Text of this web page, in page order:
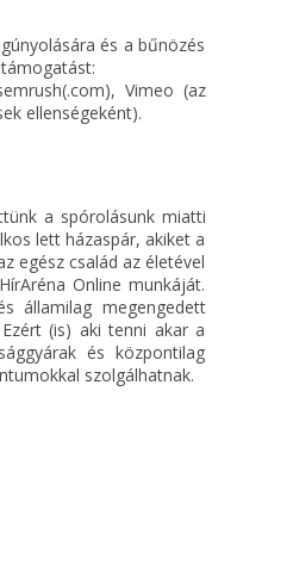
és a bűnözés
Vimeo (az
ellenségeként).
a spórolásunk miatti
lett házaspár, akiket a
egész család az életével
Online munkáját.
államilag megengedett
(is) aki tenni akar a
és központilag
szolgálhatnak.